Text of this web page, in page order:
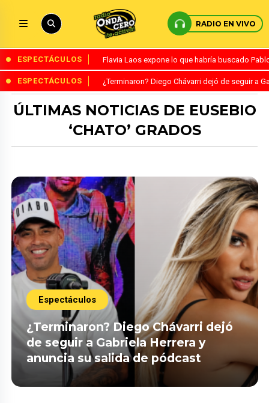
RADIO EN VIVO
ESPECTÁCULOS Flavia Laos expone lo que habría buscado
ESPECTÁCULOS ¿Terminaron? Diego Chávarri dejó de seguir a
ÚLTIMAS NOTICIAS DE EUSEBIO
‘CHATO’ GRADOS
Espectáculos
¿Terminaron? Diego Chávarri dejó
de seguir a Gabriela Herrera y
anuncia su salida de pódcast